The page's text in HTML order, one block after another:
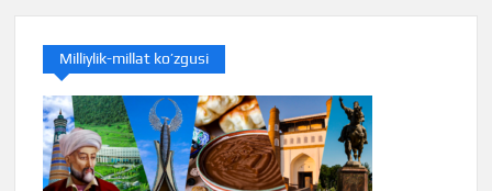
Milliylik-millat ko’zgusi